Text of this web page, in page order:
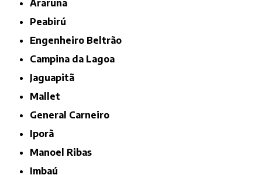
Araruna
Peabirú
Engenheiro Beltrão
Campina da Lagoa
Jaguapitã
Mallet
General Carneiro
Iporã
Manoel Ribas
Imbaú